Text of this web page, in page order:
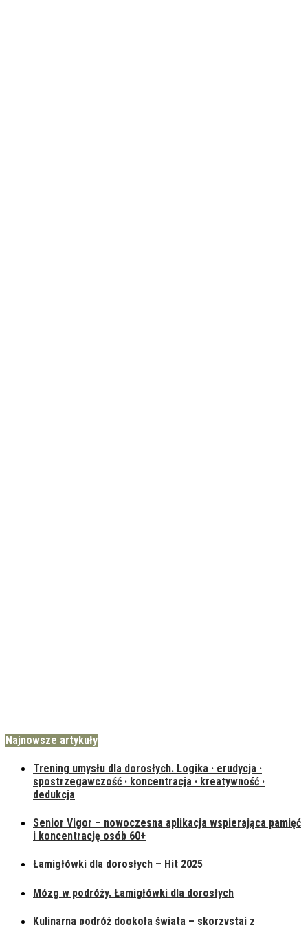
Najnowsze artykuły
Trening umysłu dla dorosłych. Logika · erudycja ·
spostrzegawczość · koncentracja · kreatywność ·
dedukcja
Senior Vigor – nowoczesna aplikacja wspierająca pamięć
i koncentrację osób 60+
Łamigłówki dla dorosłych – Hit 2025
Mózg w podróży. Łamigłówki dla dorosłych
Kulinarna podróż dookoła świata – skorzystaj z